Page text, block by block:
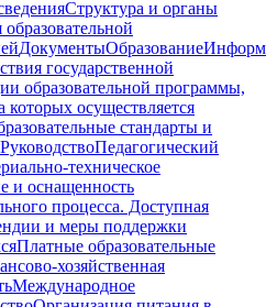
Структура и органы
ДокументыОбразование
государственной
образовательной программы,
которых осуществляется
стандарты и
РуководствоПедагогический
техническое
и оснащенность
процесса. Доступная
и меры поддержки
Платные образовательные
хозяйственная
Международное